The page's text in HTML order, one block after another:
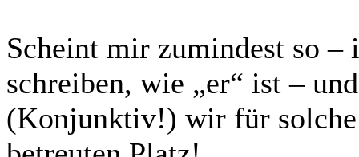
Scheint mir zumindest so –
schreiben, wie „er“ ist –
(Konjunktiv!) wir für